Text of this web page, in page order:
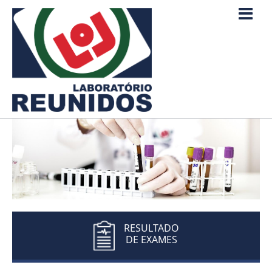
RESULTADO
DE EXAMES